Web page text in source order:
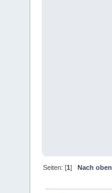
Seiten: [1]Nach oben